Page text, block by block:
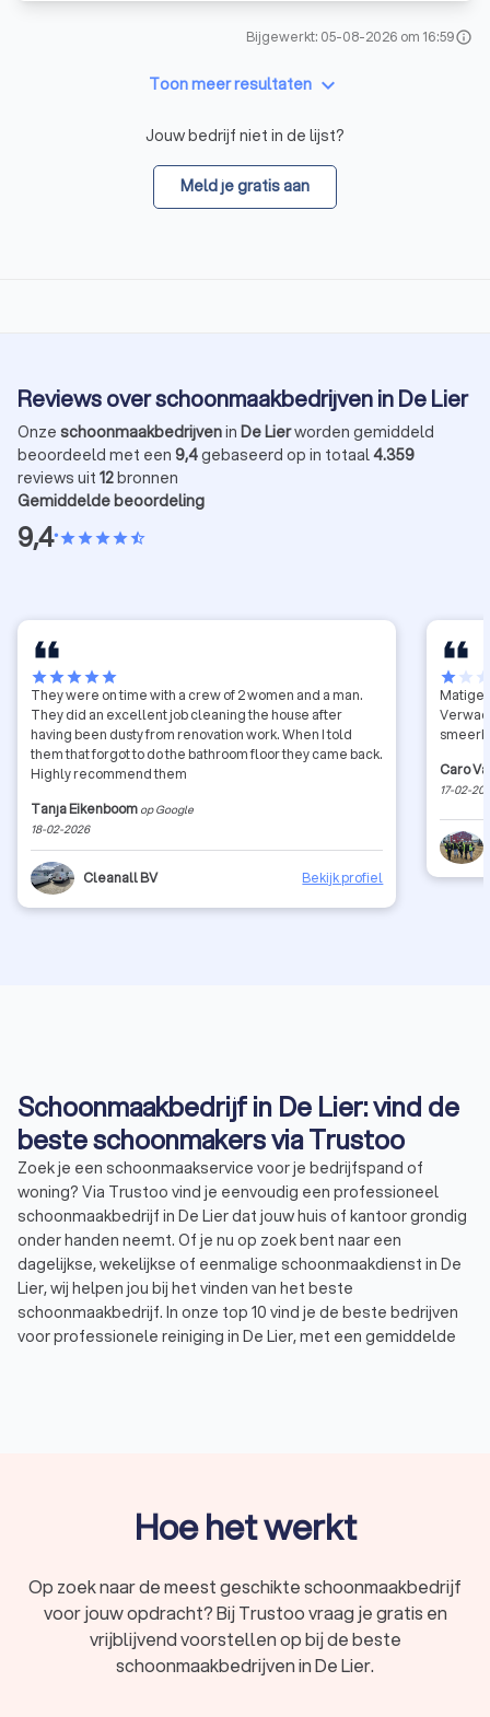
Bijgewerkt: 05-08-2026 om 16:59info
Toon meer resultaten keyboard_arrow_down
Jouw bedrijf niet in de lijst?
Meld je gratis aan
Reviews over schoonmaakbedrijven in De Lier
Onze schoonmaakbedrijvenin De Lierworden gemiddeld
beoordeeld met een 9,4gebaseerd op in totaal4.359
reviews uit 12bronnen
Gemiddelde beoordeling
9,4•starstarstarstarstar_half
starstarstarstarstar
They were on time with a crew of 2 women and a man.
They did an excellent job cleaning the house after
having been dusty from renovation work. When I told
them that forgot to do the bathroom floor they came back.
Highly recommend them
Tanja Eikenboom op Google
18-02-2026
Cleanall BV Bekijk profiel
starstar
Matige
Caro
17-02-
Schoonmaakbedrijf in De Lier: vind de
beste schoonmakers via Trustoo
Zoek je een schoonmaakservice voor je bedrijfspand of
woning? Via Trustoo vind je eenvoudig een professioneel
schoonmaakbedrijf in De Lier dat jouw huis of kantoor grondig
onder handen neemt. Of je nu op zoek bent naar een
dagelijkse, wekelijkse of eenmalige schoonmaakdienst in De
Lier, wij helpen jou bij het vinden van het beste
schoonmaakbedrijf. In onze top 10 vind je de beste bedrijven
voor professionele reiniging in De Lier, met een gemiddelde
Zoek je reguliere huishoudelijke hulp in De Lier of een
eenmalige schoonmaak van je woning? Als particulier loont
het om voor een professioneel schoonmaakbedrijf in De Lier
te kiezen. Hier zijn enkele situaties waarin een
schoonmaakbedrijf uitkomst biedt:
Hoe het werkt
Op zoek naar de meest geschikte schoonmaakbedrijf
voor jouw opdracht? Bij Trustoo vraag je gratis en
vrijblijvend voorstellen op bij de beste
schoonmaakbedrijven in De Lier.